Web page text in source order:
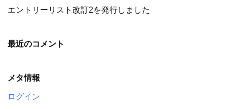
エントリーリスト改訂2を発行しました
最近のコメント
メタ情報
ログイン